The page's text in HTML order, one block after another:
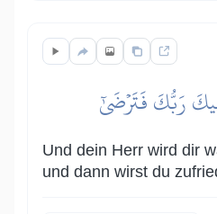
رَبُّكَ فَتَرۡضَىٰٓ
Und dein Herr wird dir
und dann wirst du